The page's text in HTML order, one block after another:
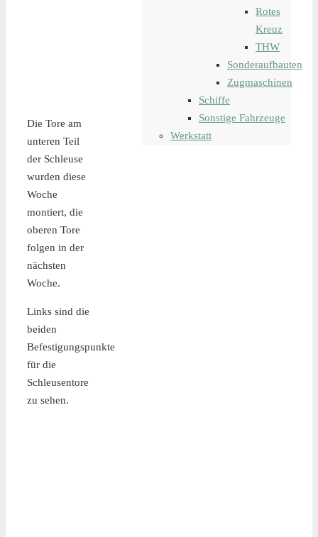
Die Tore am
unteren Teil
der Schleuse
wurden diese
Woche
montiert, die
oberen Tore
folgen in der
nächsten
Woche.
Links sind die
beiden
Befestigungspunkte
für die
Schleusentore
zu sehen.
Rotes
Kreuz
THW
Sonderaufbauten
Zugmaschinen
Schiffe
Sonstige Fahrzeuge
Werkstatt